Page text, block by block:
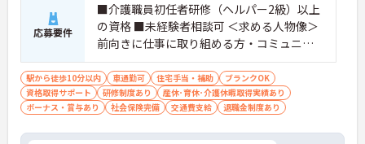
応募要件
■介護職員初任者研修（ヘルパー2級）以上
の資格 ■未経験者相談可 ＜求める人物像＞
前向きに仕事に取り組める方・コミュニケ
ーション力のある方
駅から徒歩10分以内 車通勤可 住宅手当・補助
ブランクOK
資格取得サポート
研修制度あり
産休･育休･介護休暇取得実績あり
ボーナス・賞与あり
社会保険完備 交通費支給 退職金制度あり